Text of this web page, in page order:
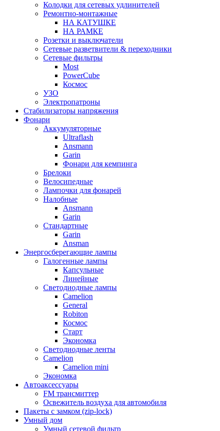
Колодки для сетевых удлинителей
Ремонтно-монтажные
НА КАТУШКЕ
НА РАМКЕ
Розетки и выключатели
Сетевые разветвители & переходники
Сетевые фильтры
Most
PowerCube
Космос
УЗО
Электропатроны
Стабилизаторы напряжения
Фонари
Аккумуляторные
Ultraflash
Ansmann
Garin
Фонари для кемпинга
Брелоки
Велосипедные
Лампочки для фонарей
Налобные
Ansmann
Garin
Стандартные
Garin
Ansman
Энергосберегающие лампы
Галогенные лампы
Капсульные
Линейные
Светодиодные лампы
Camelion
General
Robiton
Космос
Старт
Экономка
Светодиодные ленты
Camelion
Camelion mini
Экономка
Автоаксессуары
FM трансмиттер
Освежитель воздуха для автомобиля
Пакеты с замком (zip-lock)
Умный дом
Умный сетевой фильтр